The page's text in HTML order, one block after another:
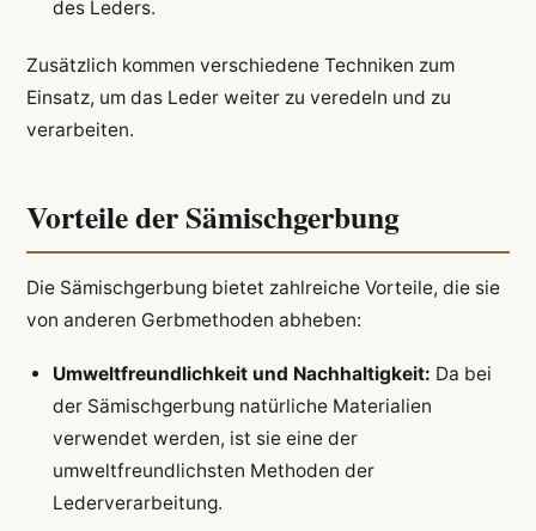
des Leders.
Zusätzlich kommen verschiedene Techniken zum
Einsatz, um das Leder weiter zu veredeln und zu
verarbeiten.
Vorteile der Sämischgerbung
Die Sämischgerbung bietet zahlreiche Vorteile, die sie
von anderen Gerbmethoden abheben:
Umweltfreundlichkeit und Nachhaltigkeit: Da bei
der Sämischgerbung natürliche Materialien
verwendet werden, ist sie eine der
umweltfreundlichsten Methoden der
Lederverarbeitung.